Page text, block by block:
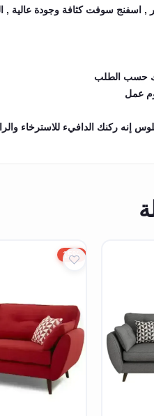
اسفنج سوفت كثافة وجودة عالية ,
حسب الطلب
إنه ركنك الدافيء للاسترخاء
15%